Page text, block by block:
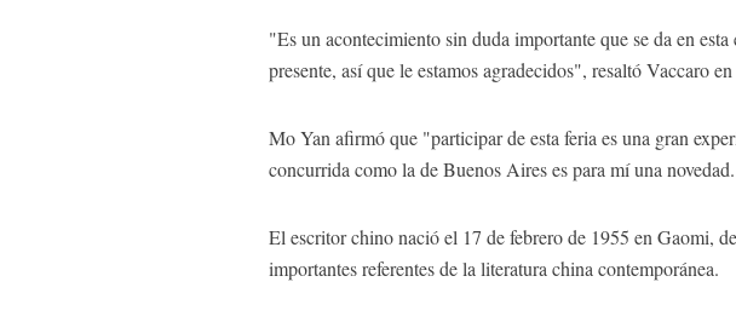
"Es un acontecimiento sin duda importante que se da en
presente, así que le estamos agradecidos", resaltó Vaccaro
Mo Yan afirmó que "participar de esta feria es una gran
concurrida como la de Buenos Aires es para mí una
El escritor chino nació el 17 de febrero de 1955 en Gaomi,
importantes referentes de la literatura china contemporánea.